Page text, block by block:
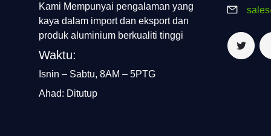
Kami Mempunyai pengalaman yang
kaya dalam import dan eksport dan
produk aluminium berkualiti tinggi
Waktu:
Isnin – Sabtu, 8AM – 5PTG
Ahad: Ditutup